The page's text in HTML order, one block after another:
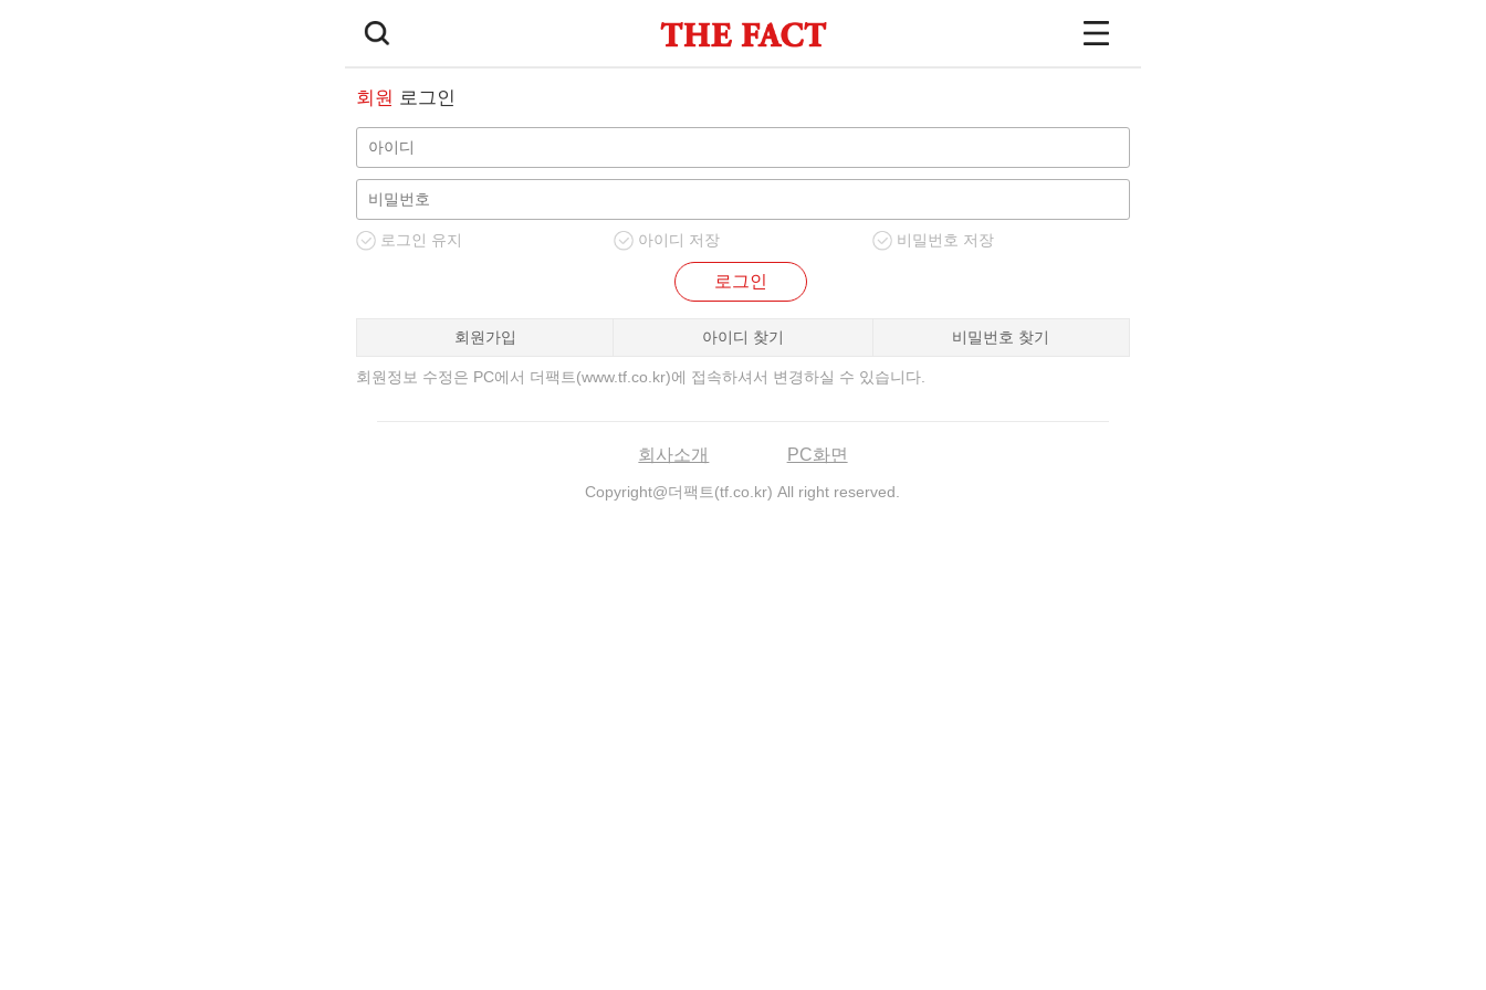
회원 로그인
로그인 유지 아이디 저장 비밀번호 저장
로그인
회원가입 아이디 찾기 비밀번호 찾기
회원정보 수정은 PC에서 더팩트(www.tf.co.kr)에 접속하셔서 변경하실 수 있습니다.
회사소개 PC화면
Copyright@더팩트(tf.co.kr) All right reserved.